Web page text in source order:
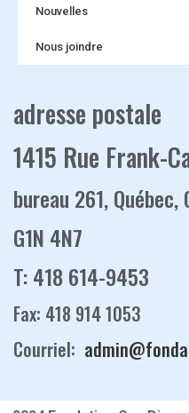
Nouvelles
Nous joindre
adresse postale
1415 Rue Frank-
bureau 261, Québec,
G1N 4N7
T: 418 614-9453
Fax: 418 914 1053
Courriel: